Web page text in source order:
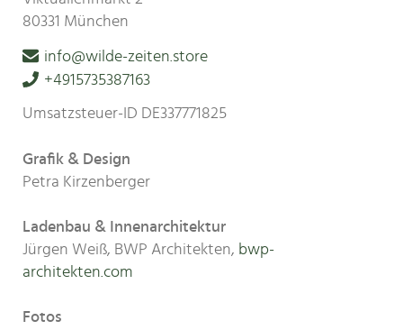
80331 München
info@wilde-zeiten.store
+4915735387163
Umsatzsteuer-ID DE337771825
Grafik & Design
Petra Kirzenberger
Ladenbau & Innenarchitektur
Jürgen Weiß, BWP Architekten, bwp-
architekten.com
Fotos